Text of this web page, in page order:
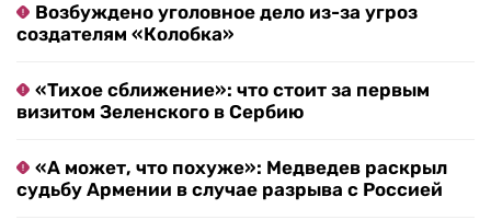
Возбуждено уголовное дело из-за угроз
создателям «Колобка»
«Тихое сближение»: что стоит за первым
визитом Зеленского в Сербию
«А может, что похуже»: Медведев раскрыл
судьбу Армении в случае разрыва с Россией